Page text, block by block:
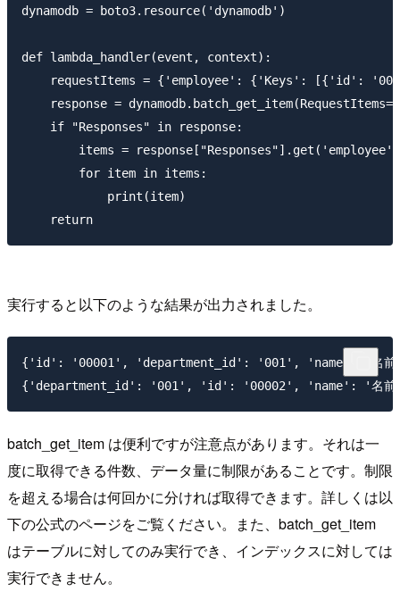
dynamodb = boto3.resource('dynamodb')
def lambda_handler(event, context):
requestItems = {'employee': {'Keys': [{'id':
response =
    if "Responses" in response:
items =
        for item in items:
            print(item)
実行すると以下のような結果が出力されました。
{'id': '00001', 'department_id': '001', 'name': '名
batch_get_item は便利ですが注意点があります。それは一
度に取得できる件数、データ量に制限があることです。制限
を超える場合は何回かに分ければ取得できます。詳しくは以
下の公式のページをご覧ください。また、batch_get_item
はテーブルに対してのみ実行でき、インデックスに対しては
実行できません。